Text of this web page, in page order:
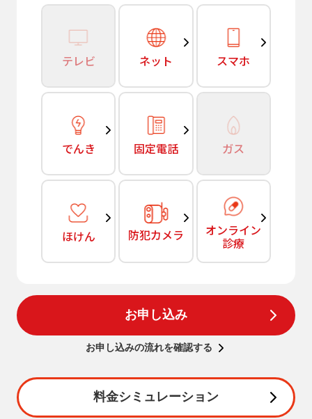
テレビ ネット スマホ
でんき 固定電話 ガス
ほけん 防犯カメラ オンライン
診療
お申し込み
お申し込みの流れを確認する
料金シミュレーション